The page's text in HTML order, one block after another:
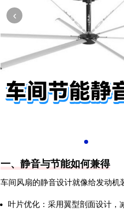
‹
一、静音与节能如何兼得
车间风扇的静音设计就像给发动机
叶片优化：采用翼型剖面设计，